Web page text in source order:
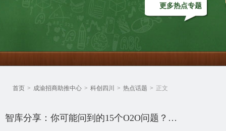
更多热点专题
首页 > 成渝招商助推中心 > 科创四川 > 热点话题 > 正文
智库分享：你可能问到的15个O2O问题？…